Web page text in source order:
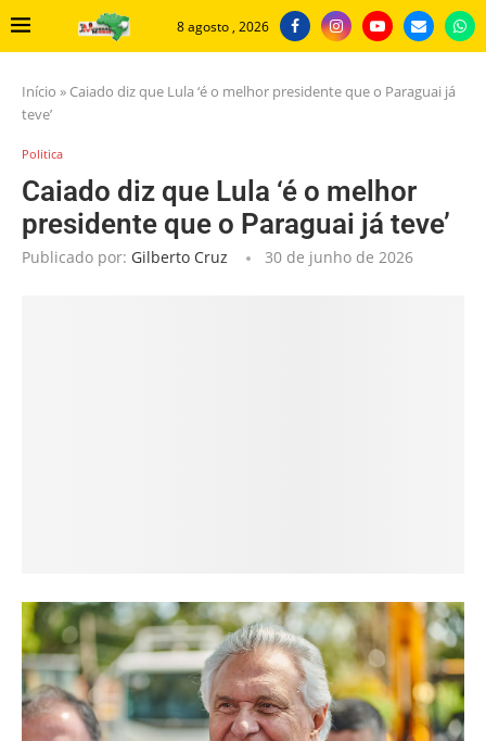
8 agosto , 2026
Início » Caiado diz que Lula ‘é o melhor presidente que o Paraguai já
teve’
Politica
Caiado diz que Lula ‘é o melhor
presidente que o Paraguai já teve’
Publicado por: Gilberto Cruz 30 de junho de 2026